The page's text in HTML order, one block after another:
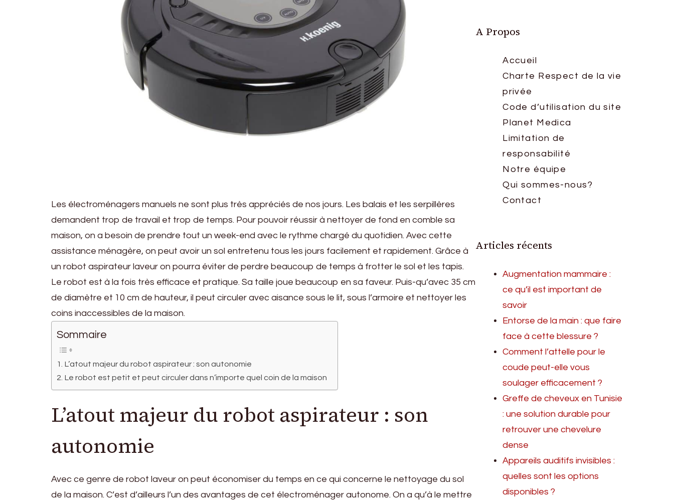
Les électroménagers manuels ne sont plus très appréciés de nos jours. Les balais et les serpillères
demandent trop de travail et trop de temps. Pour pouvoir réussir à nettoyer de fond en comble sa
maison, on a besoin de prendre tout un week-end avec le rythme chargé du quotidien. Avec cette
assistance ménagère, on peut avoir un sol entretenu tous les jours facilement et rapidement. Grâce à
un robot aspirateur laveur on pourra éviter de perdre beaucoup de temps à frotter le sol et les tapis.
Le robot est à la fois très efficace et pratique. Sa taille joue beaucoup en sa faveur. Puis-qu’avec 35 cm
de diamètre et 10 cm de hauteur, il peut circuler avec aisance sous le lit, sous l’armoire et nettoyer les
coins inaccessibles de la maison.
Sommaire
L’atout majeur du robot aspirateur : son autonomie
Le robot est petit et peut circuler dans n’importe quel coin de la maison
L’atout majeur du robot aspirateur : son
autonomie
Avec ce genre de robot laveur on peut économiser du temps en ce qui concerne le nettoyage du sol
de la maison. C’est d’ailleurs l’un des avantages de cet électroménager autonome. On a qu’à le mettre
A Propos
Accueil
Charte Respect de la vie
privée
Code d’utilisation du site
Planet Medica
Limitation de
responsabilité
Notre équipe
Qui sommes-nous?
Contact
Articles récents
Augmentation mammaire :
ce qu’il est important de
savoir
Entorse de la main : que faire
face à cette blessure ?
Comment l’attelle pour le
coude peut-elle vous
soulager efficacement ?
Greffe de cheveux en Tunisie
: une solution durable pour
retrouver une chevelure
dense
Appareils auditifs invisibles :
quelles sont les options
disponibles ?